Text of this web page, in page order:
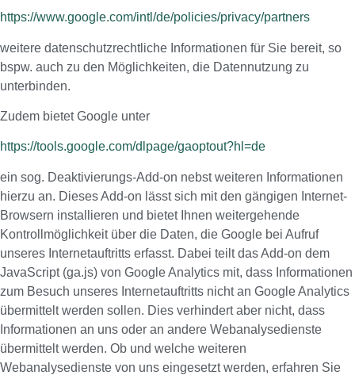
https://www.google.com/intl/de/policies/privacy/partners
weitere datenschutzrechtliche Informationen für Sie bereit, so
bspw. auch zu den Möglichkeiten, die Datennutzung zu
unterbinden.
Zudem bietet Google unter
https://tools.google.com/dlpage/gaoptout?hl=de
ein sog. Deaktivierungs-Add-on nebst weiteren Informationen
hierzu an. Dieses Add-on lässt sich mit den gängigen Internet-
Browsern installieren und bietet Ihnen weitergehende
Kontrollmöglichkeit über die Daten, die Google bei Aufruf
unseres Internetauftritts erfasst. Dabei teilt das Add-on dem
JavaScript (ga.js) von Google Analytics mit, dass Informationen
zum Besuch unseres Internetauftritts nicht an Google Analytics
übermittelt werden sollen. Dies verhindert aber nicht, dass
Informationen an uns oder an andere Webanalysedienste
übermittelt werden. Ob und welche weiteren
Webanalysedienste von uns eingesetzt werden, erfahren Sie